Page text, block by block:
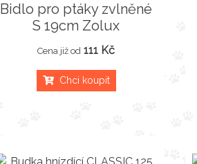
Bidlo pro ptáky zvlněné
S 19cm Zolux
Cena již od 111 Kč
Chci koupit